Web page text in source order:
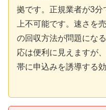
拠です。正規業者が3
上不可能です。速さを
の回収方法が問題にな
応は便利に見えますが
帯に申込みを誘導する